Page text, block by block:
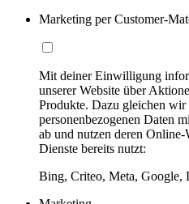
Marketing per Customer-
Mit deiner Einwilligung
unserer Website über
Produkte. Dazu gleichen wir
personenbezogenen Daten
ab und nutzen deren Online-
Dienste bereits nutzt:
Bing, Criteo, Meta, Google,